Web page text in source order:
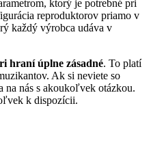
ktorý je potrebné pri
reproduktorov priamo v
každý výrobca udáva v
hraní úplne zásadné. To platí
Ak si neviete so
nás s akoukoľvek otázkou.
k dispozícii.